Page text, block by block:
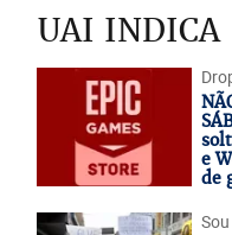
UAI INDICA
e
de